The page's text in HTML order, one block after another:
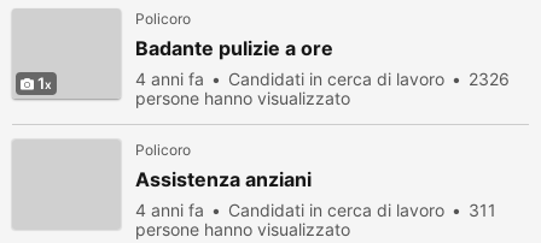
1
Policoro
Badante pulizie a ore
4 anni fa Candidati in cerca di lavoro
2326
persone hanno visualizzato
Policoro
Assistenza anziani
4 anni fa Candidati in cerca di lavoro
311
persone hanno visualizzato